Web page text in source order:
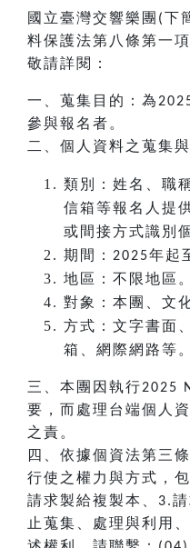
國立臺灣交響樂團 (下
料保護法第八條第一
敬請詳閱：
一、蒐集目的：為
參與報名者。
二、個人資料之蒐集
類別：姓名、職
信箱等報名人提
或間接方式識別
期間： 2025年起
地區：不限地區。
對象：本團、文
方式：文字書面
箱、網際網路等。
三、本團因執行2025
要，而處理台端個人
之責。
四、依據個資法第三
行使之權力與方式，
請求製給複製本、 3.
止蒐集、處理與利用、